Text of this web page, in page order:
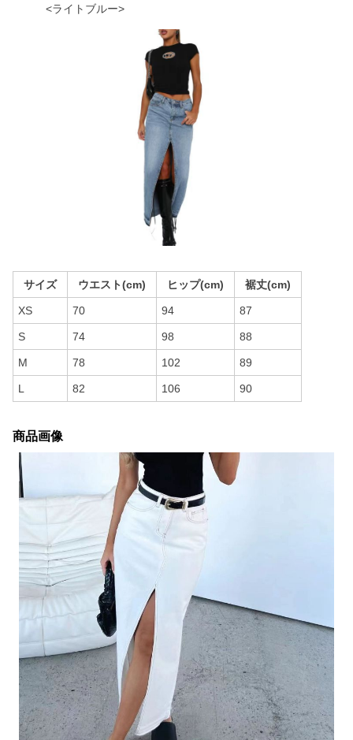
<ライトブルー>
サイズ ウエスト(cm) ヒップ(cm) 裾丈(cm)
XS 70 94 87
S 74 98 88
M 78 102 89
L 82 106 90
商品画像